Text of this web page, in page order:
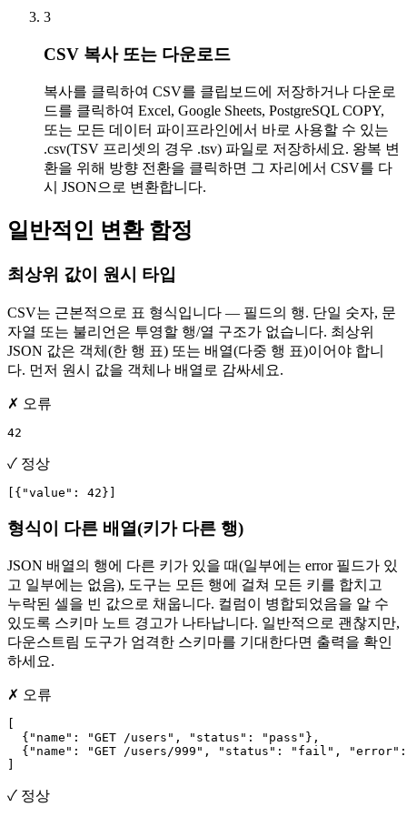
3
CSV 복사 또는 다운로드
복사를 클릭하여 CSV를 클립보드에 저장하거나 다운로
드를 클릭하여 Excel, Google Sheets, PostgreSQL COPY,
또는 모든 데이터 파이프라인에서 바로 사용할 수 있는
.csv(TSV 프리셋의 경우 .tsv) 파일로 저장하세요. 왕복 변
환을 위해 방향 전환을 클릭하면 그 자리에서 CSV를 다
시 JSON으로 변환합니다.
일반적인 변환 함정
최상위 값이 원시 타입
CSV는 근본적으로 표 형식입니다 — 필드의 행. 단일 숫자, 문
자열 또는 불리언은 투영할 행/열 구조가 없습니다. 최상위
JSON 값은 객체(한 행 표) 또는 배열(다중 행 표)이어야 합니
다. 먼저 원시 값을 객체나 배열로 감싸세요.
✗ 오류
42
✓ 정상
[{"value": 42}]
형식이 다른 배열(키가 다른 행)
JSON 배열의 행에 다른 키가 있을 때(일부에는 error 필드가 있
고 일부에는 없음), 도구는 모든 행에 걸쳐 모든 키를 합치고
누락된 셀을 빈 값으로 채웁니다. 컬럼이 병합되었음을 알 수
있도록 스키마 노트 경고가 나타납니다. 일반적으로 괜찮지만,
다운스트림 도구가 엄격한 스키마를 기대한다면 출력을 확인
하세요.
✗ 오류
  {"name": "GET /users", "status": "pass"},
{"name": "GET /users/999", "status": "fail",
✓ 정상